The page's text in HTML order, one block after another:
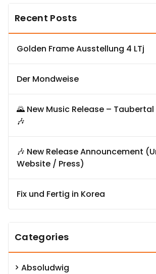
Recent Posts
Golden Frame Ausstellung 4 LTj
Der Mondweise
🌄 New Music Release –
🎶
🎶 New Release Announcement
Website / Press)
Fix und Fertig in Korea
Categories
Absoludwig